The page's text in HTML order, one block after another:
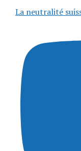
La neutralité